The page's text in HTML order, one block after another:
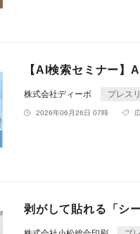
【AI検索セミナー】
株式会社ディーボ プレス
2026年06月26日 07時
剥がして貼れる「シ